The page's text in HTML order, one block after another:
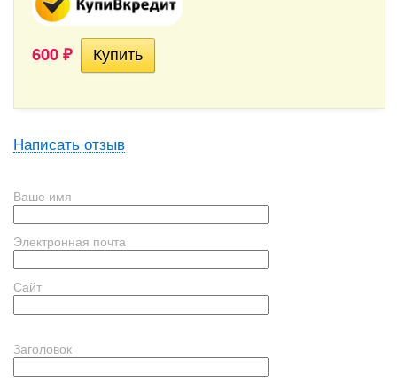
600 ₽
Написать отзыв
Ваше имя
Электронная почта
Сайт
Заголовок